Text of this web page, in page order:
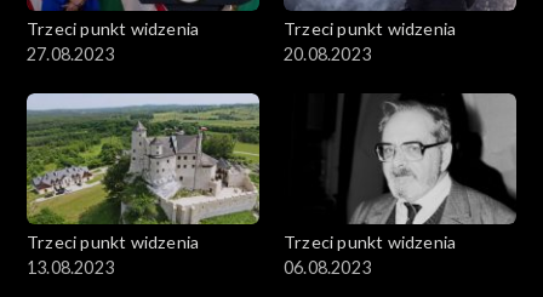
Trzeci punkt widzenia
27.08.2023
Trzeci punkt widzenia
20.08.2023
Trzeci punkt widzenia
13.08.2023
Trzeci punkt widzenia
06.08.2023